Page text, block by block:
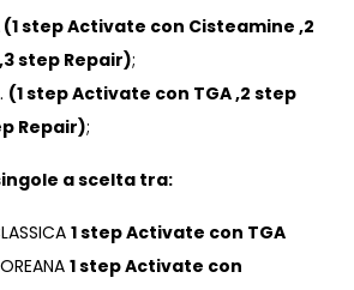
(1 step Activate con Cisteamine ,2
step Repair);
. (1 step Activate con TGA ,2 step
Repair);
a scelta tra:
1 step Activate con TGA
1 step Activate con